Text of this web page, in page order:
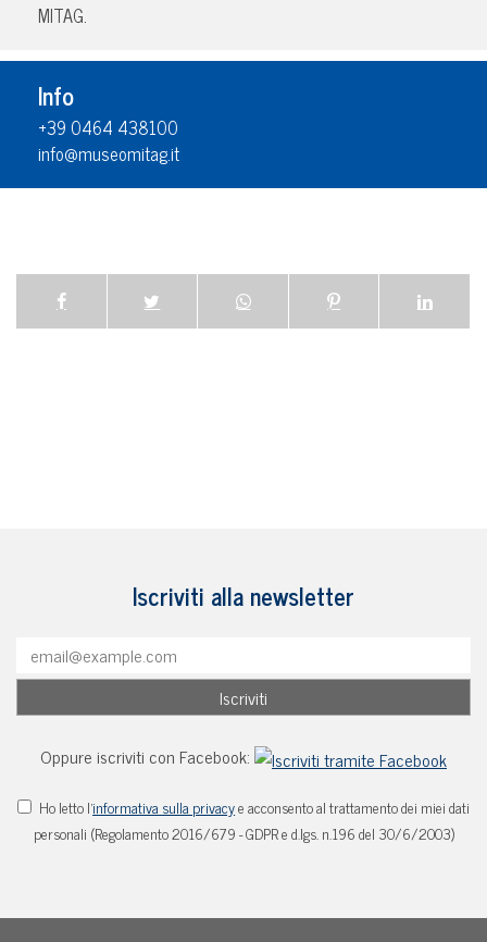
MITAG.
Info
+39 0464 438100
info@museomitag.it
Iscriviti alla newsletter
Oppure iscriviti con Facebook:
Ho letto l'informativa sulla privacye acconsento al trattamento dei miei dati
personali (Regolamento 2016/679 - GDPR e d.lgs. n.196 del 30/6/2003)